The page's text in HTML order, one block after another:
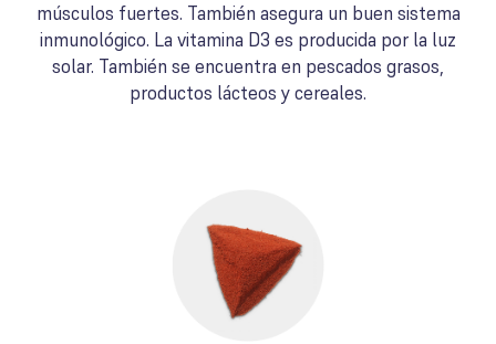
músculos fuertes. También asegura un buen sistema
inmunológico. La vitamina D3 es producida por la luz
solar. También se encuentra en pescados grasos,
productos lácteos y cereales.